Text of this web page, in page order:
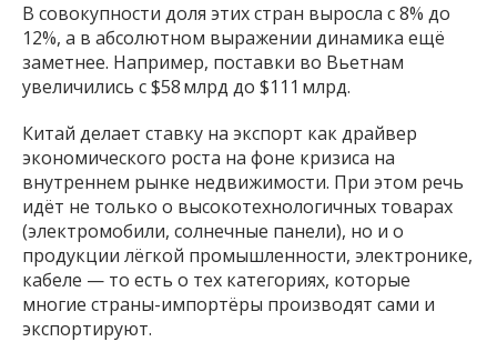
В совокупности доля этих стран выросла с 8% до
12%, а в абсолютном выражении динамика ещё
заметнее. Например, поставки во Вьетнам
увеличились с $58 млрд до $111 млрд.
Китай делает ставку на экспорт как драйвер
экономического роста на фоне кризиса на
внутреннем рынке недвижимости. При этом речь
идёт не только о высокотехнологичных товарах
(электромобили, солнечные панели), но и о
продукции лёгкой промышленности, электронике,
кабеле — то есть о тех категориях, которые
многие страны-импортёры производят сами и
экспортируют.